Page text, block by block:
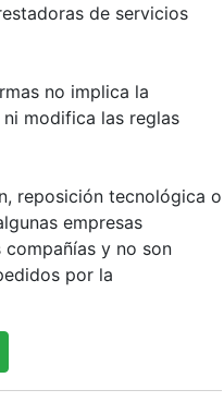
de servicios
no implica la
modifica las reglas
reposición tecnológica o
empresas
y no son
por la